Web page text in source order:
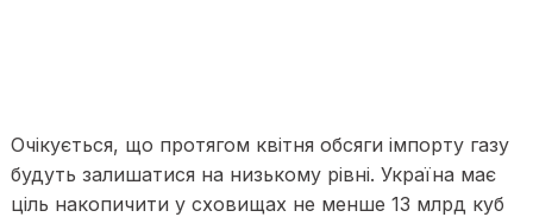
Очікується, що протягом квітня обсяги імпорту газу
будуть залишатися на низькому рівні. Україна має
ціль накопичити у сховищах не менше 13 млрд куб